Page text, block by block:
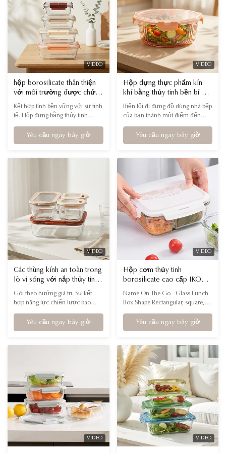
CONTAINERS FOR
EVERYTHING...
hiệu suất cao phù hợp với mức
giá cao.
VIDEO
hộp borosilicate thân thiện
với môi trường được chứng
nhận lfgb với bao bì tinh
xảo dành cho các nhà bán lẻ
Kết hợp tính bền vững với sự tinh
tế. Hộp đựng bằng thủy tinh
LFGB của chúng tôi có bao bì tinh
tế, sẵn sàng làm quà tặng, nâng
nhà bếp của họ.
Yêu cầu ngay bây giờ
VIDEO
Hộp đựng thực phẩm kín
khí bằng thủy tinh bền bỉ với
bảng màu độc đáo dành cho
các nhà bán lẻ đồ gia dụng
Biến lối đi đựng đồ dùng nhà bếp
của bạn thành một điểm đến
tinh phối hợp màu sắc của chúng
tôi kết hợp khả năng lưu trữ cao
bạn thu hút những người mua
sắm quan tâm đến phong cách.
Thêm nét sống động, cao cấp vào
bộ sưu tập tuyển chọn của cửa
hàng bạn.
Yêu cầu ngay bây giờ
VIDEO
Các thùng kính an toàn trong
lò vi sóng với nắp thủy tinh
cho thương mại điện tử
xuyên biên giới & nhà phân
Gói theo hướng giá trị. Sự kết
hợp năng lực chiến lược bao
theo từng phần và chuẩn bị theo
lô lớn, tạo ra giải pháp "tất cả
Yêu cầu ngay bây giờ
VIDEO
Hộp cơm thủy tinh
borosilicate cao cấp IKOO
có nắp chống rò rỉ và hộp
đựng thực phẩm an toàn
Name On The Go - Glass Lunch
Box Shape Rectangular, square,
are available Material High
borosilicate glass + Food-grade PP
used in Microwave, Oven,
Dishwasher and Freezer ♥ This
high borosilicate glass lunch box
is designed for ...
Yêu cầu ngay bây giờ
VIDEO VIDEO